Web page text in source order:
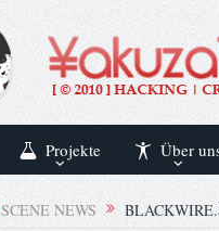
Projekte Über
SCENE NEWS